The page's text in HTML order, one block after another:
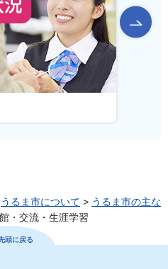
表示
うるま市について > うるま市の主な
・交流・生涯学習
頭に戻る